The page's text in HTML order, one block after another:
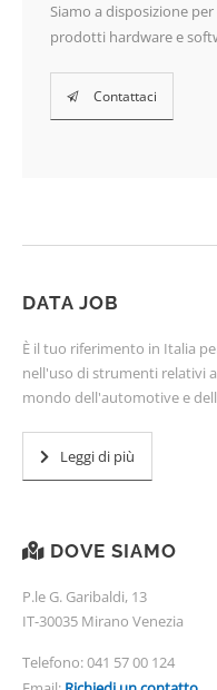
Siamo a disposizione
prodotti hardware e
Contattaci
DATA JOB
È il tuo riferimento in Italia
nell'uso di strumenti relativi
mondo dell'automotive e
Leggi di più
DOVE SIAMO
P.le G. Garibaldi, 13
IT-30035 Mirano Venezia
Telefono:041 57 00 124